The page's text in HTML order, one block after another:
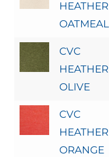
HEATHER
OATMEAL
CVC
HEATHER
OLIVE
CVC
HEATHER
ORANGE